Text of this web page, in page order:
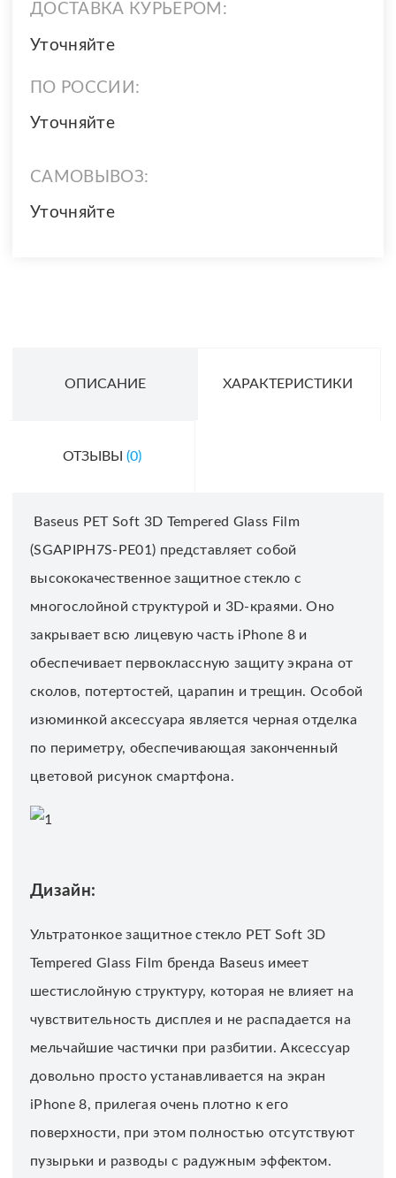
ДОСТАВКА КУРЬЕРОМ:
Уточняйте
ПО РОССИИ:
Уточняйте
САМОВЫВОЗ:
Уточняйте
ОПИСАНИЕ ХАРАКТЕРИСТИКИ
ОТЗЫВЫ (0)
Baseus PET Soft 3D Tempered Glass Film
(SGAPIPH7S-PE01) представляет собой
высококачественное защитное стекло с
многослойной структурой и 3D-краями. Оно
закрывает всю лицевую часть iPhone 8 и
обеспечивает первоклассную защиту экрана от
сколов, потертостей, царапин и трещин. Особой
изюминкой аксессуара является черная отделка
по периметру, обеспечивающая законченный
цветовой рисунок смартфона.
Дизайн:
Ультратонкое защитное стекло PET Soft 3D
Tempered Glass Film бренда Baseus имеет
шестислойную структуру, которая не влияет на
чувствительность дисплея и не распадается на
мельчайшие частички при разбитии. Аксессуар
довольно просто устанавливается на экран
iPhone 8, прилегая очень плотно к его
поверхности, при этом полностью отсутствуют
пузырьки и разводы с радужным эффектом.